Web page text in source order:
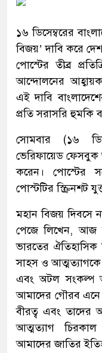
১৬ ডিসেম্বরের
বিজয়’ দাবি করে
পোস্টের তীব্র
আন্দোলনের
এই দাবি
প্রতি সরাসরি হুমকি
সোমবার (১৬
ভেরিফায়েড
করেন। পোস্টের
পোস্টটির স্ক্রিনশট
মহান বিজয় দিবসে
পেজে লিখেন, আজ
ভারতের ঐতিহাসিক
সাহস ও আত্মত্যাগকে
এবং অটল সংকল্প
আমাদের গৌরব এনে
বীরত্ব এবং তাদের
আত্মত্যাগ
আমাদের জাতির